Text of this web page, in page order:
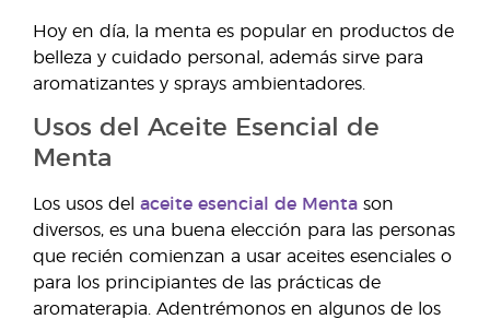
Hoy en día, la menta es popular en productos de
belleza y cuidado personal, además sirve para
aromatizantes y sprays ambientadores.
Usos del Aceite Esencial de
Menta
Los usos del aceite esencial de Menta son
diversos, es una buena elección para las personas
que recién comienzan a usar aceites esenciales o
para los principiantes de las prácticas de
aromaterapia. Adentrémonos en algunos de los